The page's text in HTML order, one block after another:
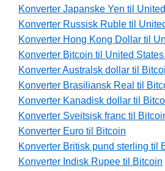
Konverter Japanske Yen til
Konverter Russisk Ruble til
Konverter Hong Kong Dollar til
Konverter Bitcoin til United
Konverter Australsk dollar til
Konverter Brasiliansk Real til
Konverter Kanadisk dollar til
Konverter Sveitsisk franc til
Konverter Euro til Bitcoin
Konverter Britisk pund sterling til
Konverter Indisk Rupee til Bitcoin